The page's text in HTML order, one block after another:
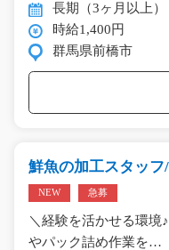
長期（3ヶ月以上）
時給1,400円
群馬県前橋市
鮮魚の加工スタッフ
NEW 急募
＼経験を活かせる環境
やパック詰め作業を…